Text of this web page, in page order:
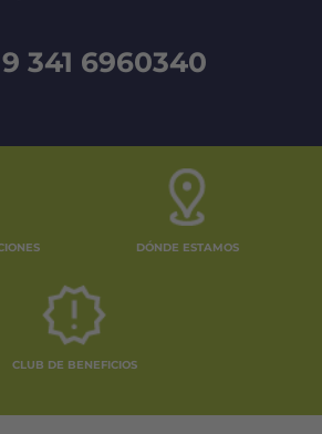
341 6960340
DÓNDE ESTAMOS
CLUB DE BENEFICIOS